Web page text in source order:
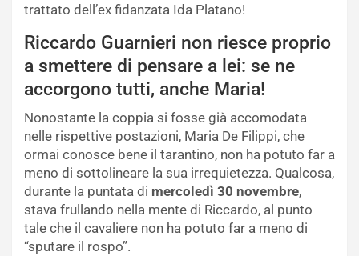
trattato dell’ex fidanzata Ida Platano!
Riccardo Guarnieri non riesce proprio
a smettere di pensare a lei: se ne
accorgono tutti, anche Maria!
Nonostante la coppia si fosse già accomodata
nelle rispettive postazioni, Maria De Filippi, che
ormai conosce bene il tarantino, non ha potuto far a
meno di sottolineare la sua irrequietezza. Qualcosa,
durante la puntata di mercoledì 30 novembre,
stava frullando nella mente di Riccardo, al punto
tale che il cavaliere non ha potuto far a meno di
“sputare il rospo”.